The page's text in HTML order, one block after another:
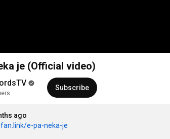
je (Official video)
Subscribe
ago
e-pa-neka-je